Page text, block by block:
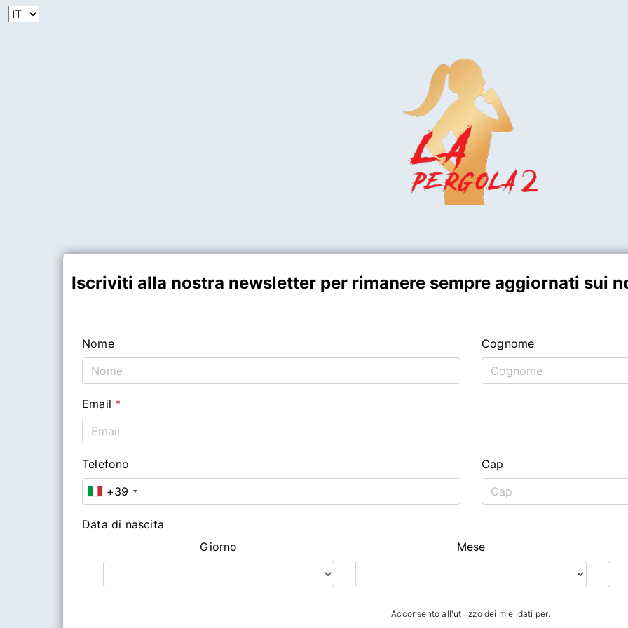
Iscriviti alla nostra newsletter per rimanere sempre aggiornati sui
Nome Cognome
Email *
Telefono
+39
Cap
Data di nascita
Giorno
Mese
Acconsento all'utilizzo dei miei dati per: